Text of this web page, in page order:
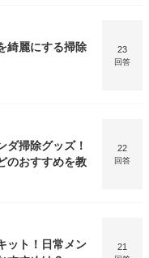
綺麗にする掃除
23
回答
ダ掃除グッズ！
のおすすめを教
22
回答
ット！日常メン
21